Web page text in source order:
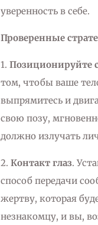
уверенность в себе.
Проверенные
1. Позиционируйте
том, чтобы ваше
выпрямитесь и
свою позу,
должно излучать
2. Контакт глаз.
способ передачи
жертву, которая
незнакомцу, и вы,